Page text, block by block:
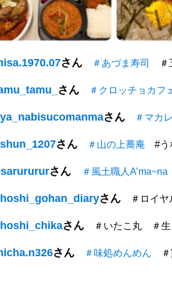
さん ＃あづま寿司 ＃
さん ＃クロッチョカフ
さん ＃マカ
さん ＃山の上蕎庵 #う
さん ＃風土職人A’ma~na
さん ＃ロイヤ
さん ＃いたこ丸 ＃生
さん ＃味処めんめん ＃